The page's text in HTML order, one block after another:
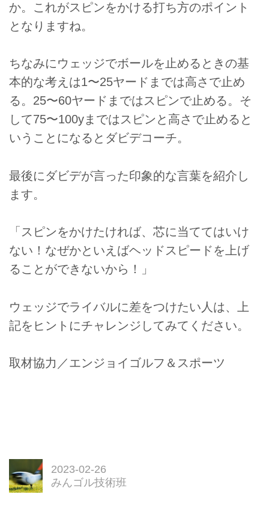
か。これがスピンをかける打ち方のポイント
となりますね。
ちなみにウェッジでボールを止めるときの基
本的な考えは1〜25ヤードまでは高さで止め
る。25〜60ヤードまではスピンで止める。そ
して75〜100yまではスピンと高さで止めると
いうことになるとダビデコーチ。
最後にダビデが言った印象的な言葉を紹介し
ます。
「スピンをかけたければ、芯に当ててはいけ
ない！なぜかといえばヘッドスピードを上げ
ることができないから！」
ウェッジでライバルに差をつけたい人は、上
記をヒントにチャレンジしてみてください。
取材協力／エンジョイゴルフ＆スポーツ
2023-02-26
みんゴル技術班